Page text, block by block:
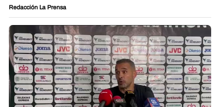
Redacción La Prensa